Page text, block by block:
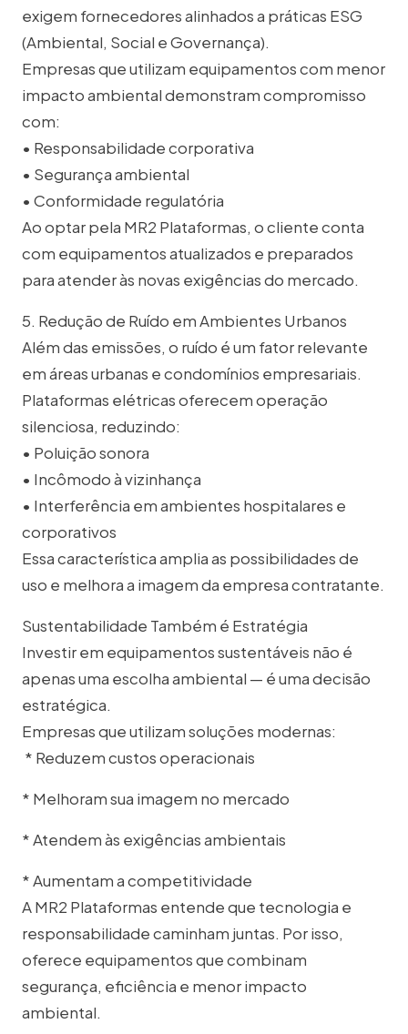
exigem fornecedores alinhados a práticas ESG
(Ambiental, Social e Governança).
Empresas que utilizam equipamentos com menor
impacto ambiental demonstram compromisso
com:
• Responsabilidade corporativa
• Segurança ambiental
• Conformidade regulatória
Ao optar pela MR2 Plataformas, o cliente conta
com equipamentos atualizados e preparados
para atender às novas exigências do mercado.
5. Redução de Ruído em Ambientes Urbanos
Além das emissões, o ruído é um fator relevante
em áreas urbanas e condomínios empresariais.
Plataformas elétricas oferecem operação
silenciosa, reduzindo:
• Poluição sonora
• Incômodo à vizinhança
• Interferência em ambientes hospitalares e
corporativos
Essa característica amplia as possibilidades de
uso e melhora a imagem da empresa contratante.
Sustentabilidade Também é Estratégia
Investir em equipamentos sustentáveis não é
apenas uma escolha ambiental — é uma decisão
estratégica.
Empresas que utilizam soluções modernas:
* Reduzem custos operacionais
* Melhoram sua imagem no mercado
* Atendem às exigências ambientais
* Aumentam a competitividade
A MR2 Plataformas entende que tecnologia e
responsabilidade caminham juntas. Por isso,
oferece equipamentos que combinam
segurança, eficiência e menor impacto
ambiental.